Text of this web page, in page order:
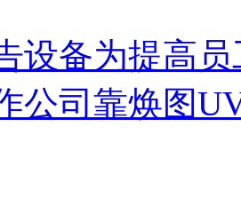
设备为提高
公司靠焕图